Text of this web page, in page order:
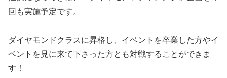
回も実施予定です。
ダイヤモンドクラスに昇格し、イベントを卒業した方やイ
ベントを見に来て下さった方とも対戦することができま
す！